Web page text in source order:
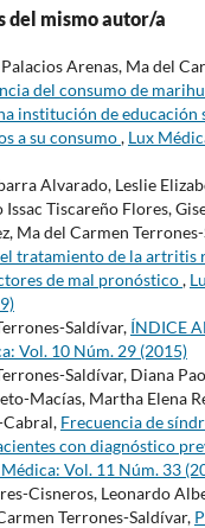
del mismo autor/a
Arenas, Ma del
del consumo de
institución de educación
a su consumo, Lux
Alvarado, Leslie
Issac Tiscareño Flores,
Ma del Carmen
tratamiento de la artritis
de mal pronóstico,
Saldívar, ÍNDICE
Vol. 10 Núm. 29 (2015)
Saldívar, Diana
Macías, Martha Elena
Frecuencia de
con diagnóstico
Vol. 11 Núm. 33
Cisneros, Leonardo
Terrones-Saldívar,